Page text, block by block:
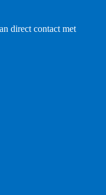
direct contact met